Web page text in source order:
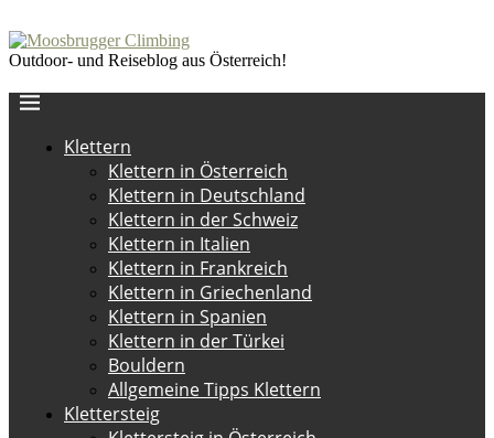
Outdoor- und Reiseblog aus Österreich!
Klettern
Klettern in Österreich
Klettern in Deutschland
Klettern in der Schweiz
Klettern in Italien
Klettern in Frankreich
Klettern in Griechenland
Klettern in Spanien
Klettern in der Türkei
Bouldern
Allgemeine Tipps Klettern
Klettersteig